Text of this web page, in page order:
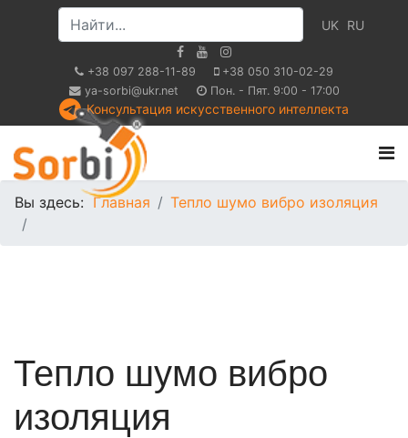
UK RU
+38 097 288-11-89
+38 050 310-02-29
ya-sorbi@ukr.net
Пон. - Пят. 9:00 - 17:00
Консультация искусственного интеллекта
Вы здесь:Главная Тепло шумо вибро изоляция
Тепло шумо вибро
изоляция